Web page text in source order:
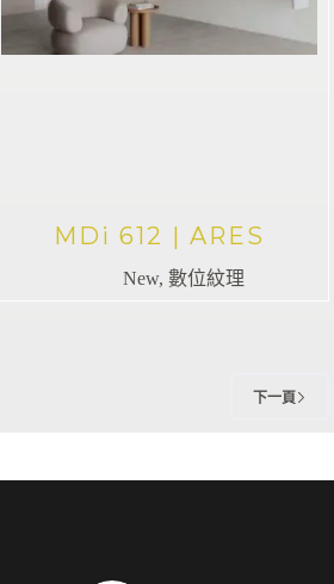
MDi 612 | ARES
New, 數位紋理
下一頁